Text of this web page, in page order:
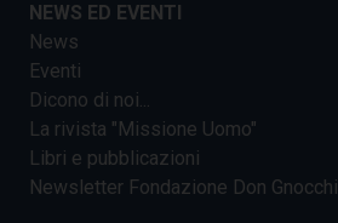
NEWS ED EVENTI
News
Eventi
Dicono di noi...
La rivista "Missione Uomo"
Libri e pubblicazioni
Newsletter Fondazione Don Gnocchi